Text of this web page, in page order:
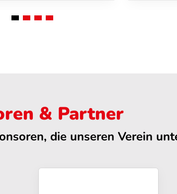
& Partner
die unseren Verein